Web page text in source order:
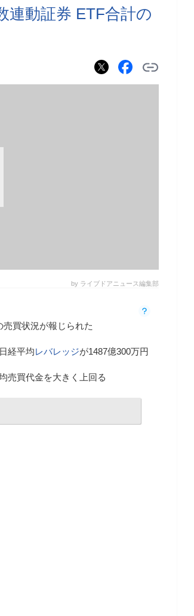
連動証券 ETF合計の
by ライブドアニュース編集部
買状況が報じられた
経平均レバレッジが1487億300万円
売買代金を大きく上回る